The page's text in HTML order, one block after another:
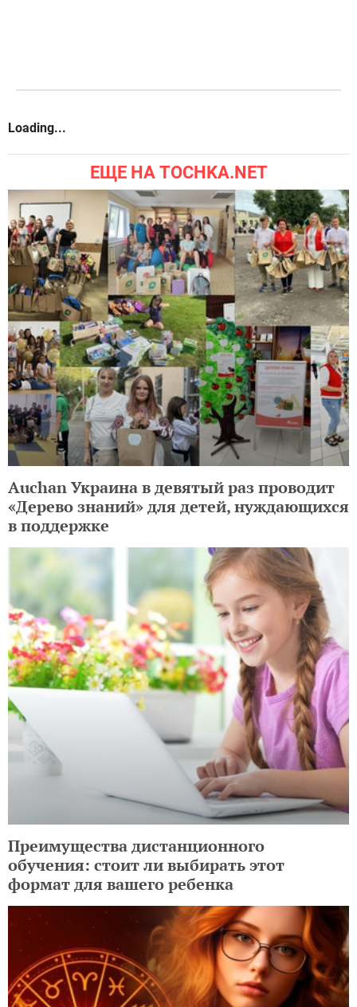
Loading...
ЕЩЕ НА TOCHKA.NET
Auchan Украина в девятый раз проводит
«Дерево знаний» для детей, нуждающихся
в поддержке
Преимущества дистанционного
обучения: стоит ли выбирать этот
формат для вашего ребенка